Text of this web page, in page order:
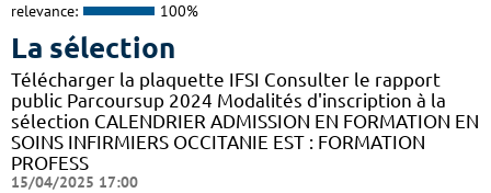
relevance: 100%
La sélection
Télécharger la plaquette IFSI Consulter le rapport
public Parcoursup 2024 Modalités d'inscription à la
sélection CALENDRIER ADMISSION EN FORMATION EN
SOINS INFIRMIERS OCCITANIE EST : FORMATION
PROFESS
15/04/2025 17:00